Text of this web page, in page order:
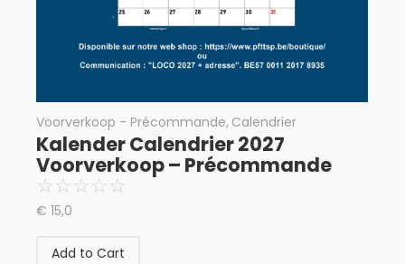
Voorverkoop - Précommande, Calendrier
Kalender Calendrier 2027
Voorverkoop – Précommande
☆☆☆☆☆
€ 15,0
Add to Cart